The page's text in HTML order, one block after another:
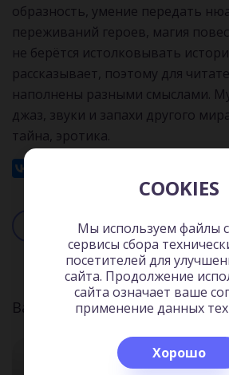
образность, умение передать
переживаний героев, магия
не берётся истолковывать
рассказывает, поэтому для
наполнены разными смыслами.
джаз, звуки и запахи другого
тайна, эротика.
Читать Слушать
Вас может заинтересовать:
COOKIES
Мы используем файлы
сервисы сбора
посетителей для
сайта. Продолжение
сайта означает ваше
применение данных
Хорошо